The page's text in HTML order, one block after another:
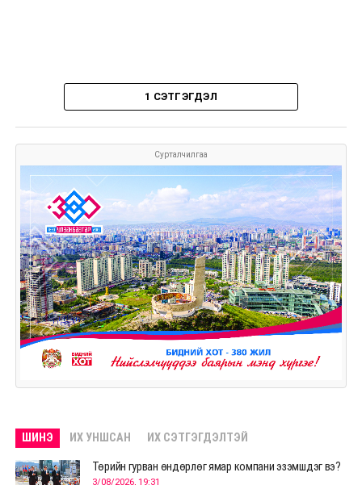
1 СЭТГЭГДЭЛ
Сурталчилгаа
ШИНЭ ИХ УНШСАН ИХ СЭТГЭГДЭЛТЭЙ
Төрийн гурван өндөрлөг ямар компани эзэмшдэг вэ?
3/08/2026, 19:31